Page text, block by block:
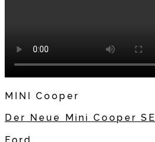
MINI Cooper
Der Neue Mini Cooper SE